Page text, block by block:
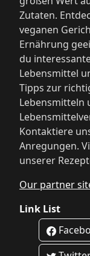
Zutaten.
veganen
Ernährung
du
Lebensmittel
Tipps zur
Lebensmitteln
Kontaktiere
Anregungen.
unserer
Our partner
Link List